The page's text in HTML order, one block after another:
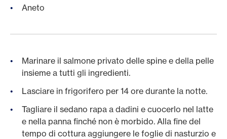
Aneto
Marinare il salmone privato delle spine e della pelle
insieme a tutti gli ingredienti.
Lasciare in frigorifero per 14 ore durante la notte.
Tagliare il sedano rapa a dadini e cuocerlo nel latte
e nella panna finché non è morbido. Alla fine del
tempo di cottura aggiungere le foglie di nasturzio e